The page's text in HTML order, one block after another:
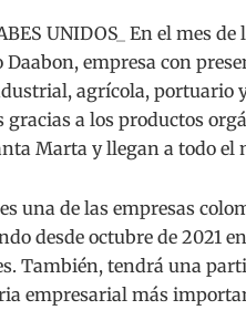
UNIDOS_ En el mes
Daabon, empresa con
agrícola, portuario
a los productos
Marta y llegan a todo el
una de las empresas
desde octubre de 2021
También, tendrá una
empresarial más